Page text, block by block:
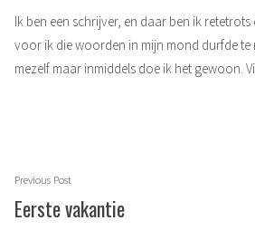
Ik ben een schrijver, en daar ben ik
voor ik die woorden in mijn mond durfde te
mezelf maar inmiddels doe ik het gewoon.
Berichtnavigatie
Previous PostPrevious
post:
Eerste vakantie